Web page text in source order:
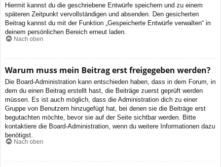
Hiermit kannst du die geschriebene Entwürfe speichern und zu einem
späteren Zeitpunkt vervollständigen und absenden. Den gesicherten
Beitrag kannst du mit der Funktion „Gespeicherte Entwürfe verwalten“ in
deinem persönlichen Bereich erneut laden.
Nach oben
Warum muss mein Beitrag erst freigegeben werden?
Die Board-Administration kann entschieden haben, dass in dem Forum, in
dem du einen Beitrag erstellt hast, die Beiträge zuerst geprüft werden
müssen. Es ist auch möglich, dass die Administration dich zu einer
Gruppe von Benutzern hinzugefügt hat, bei denen sie die Beiträge erst
begutachten möchte, bevor sie auf der Seite sichtbar werden. Bitte
kontaktiere die Board-Administration, wenn du weitere Informationen dazu
benötigst.
Nach oben